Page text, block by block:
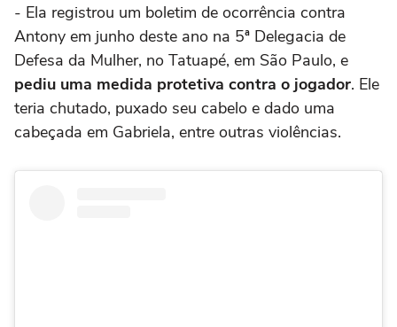
- Ela registrou um boletim de ocorrência contra
Antony em junho deste ano na 5ª Delegacia de
Defesa da Mulher, no Tatuapé, em São Paulo, e
pediu uma medida protetiva contra o jogador. Ele
teria chutado, puxado seu cabelo e dado uma
cabeçada em Gabriela, entre outras violências.